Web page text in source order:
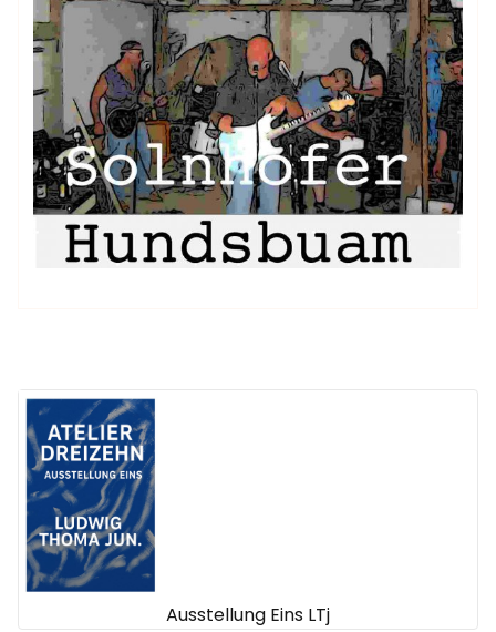
Ausstellung Eins LTj